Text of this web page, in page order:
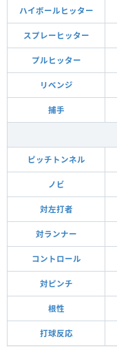
ハイボールヒッター
スプレーヒッター
プルヒッター
リベンジ
捕手
ピッチトンネル
ノビ
対左打者
対ランナー
コントロール
対ピンチ
根性
打球反応